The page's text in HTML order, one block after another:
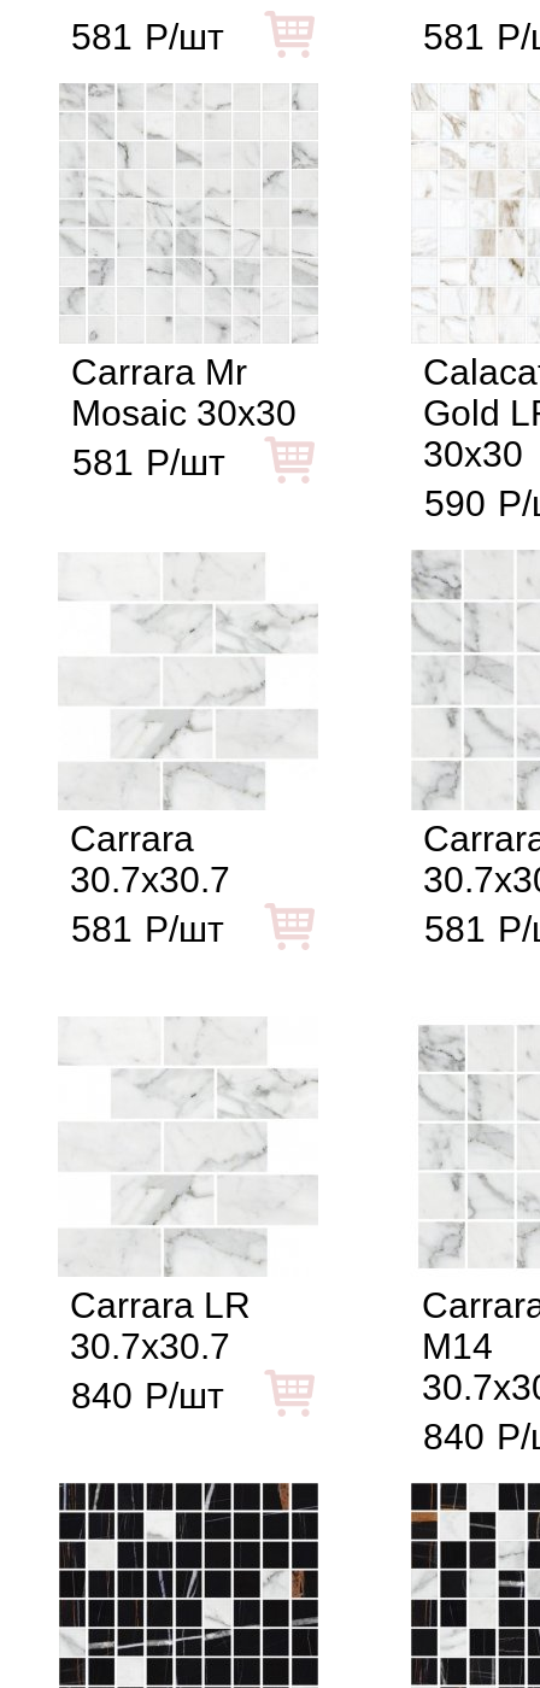
581 Р/шт
581 Р/
Сarrara Mr
Mosaic 30x30
581 Р/шт
Gold
30x30
590
Carrara
30.7x30.7
581 Р/шт
581
Carrara LR
30.7x30.7
840 Р/шт
M14
840 Р/